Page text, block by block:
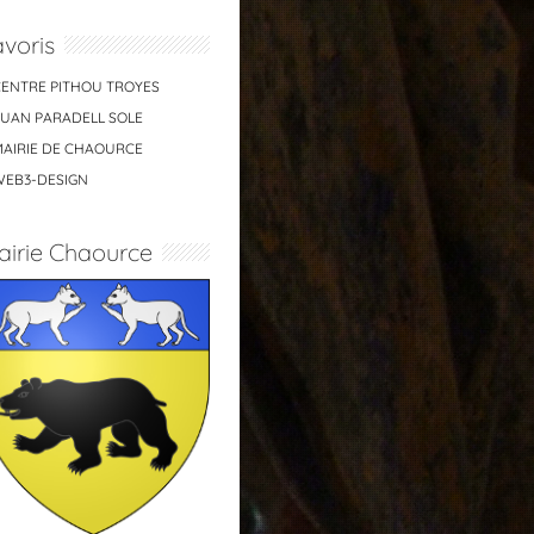
PITHOU TROYES
PARADELL SOLE
DE CHAOURCE
DESIGN
Chaource